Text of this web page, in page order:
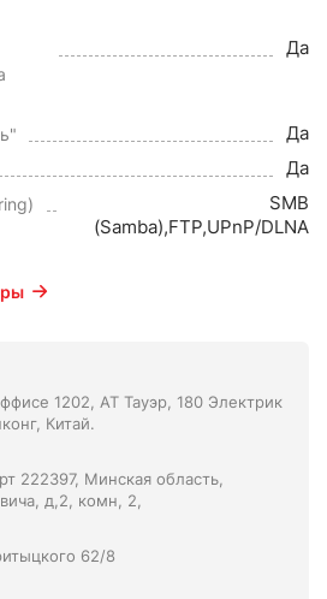
Да
Да
Да
SMB
(Samba),FTP,UPnP/DLNA
1202, АТ Тауэр, 180 Электрик
Китай.
222397, Минская область,
д,2, комн, 2,
62/8